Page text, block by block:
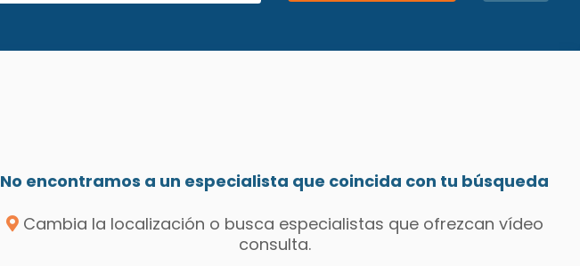
No encontramos a un especialista que coincida con tu búsqueda
Cambia la localización o busca especialistas que ofrezcan vídeo
consulta.